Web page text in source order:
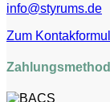
info@styrums.de
Zum